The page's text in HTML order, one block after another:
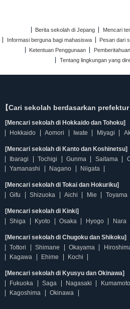
Berita sekolah di Jepang
Mencari
Informasi berguna bagi mahasiswa
Pesan dari
Ketentuan Penggunaan
Tentang lingkungan yang
【Cari sekolah berdasarkan prefektur
[Mencari sekolah di Hokkaido dan Tohoku]
Hokkaido
Aomori Iwate Miyagi
[Mencari sekolah di Kanto dan Koshinetsu]
Ibaragi
Tochigi Gunma Saitama
Yamanashi
Nagano Niigata
[Mencari sekolah di Tokai dan Hokuriku]
Gifu
Shizuoka Aichi Mie Toyama
[Mencari sekolah di Kinki]
Shiga
Kyoto Osaka Hyogo Nara
[Mencari sekolah di Chugoku dan Shikoku]
Tottori
Shimane Okayama
Kagawa
Ehime Kochi
[Mencari sekolah di Kyusyu dan Okinawa]
Fukuoka
Saga Nagasaki Kumamoto
Kagoshima
Okinawa